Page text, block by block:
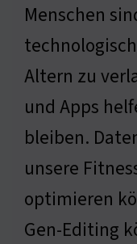
Menschen
Altern zu
und Apps
bleiben.
unsere
optimieren
Gen-Editing